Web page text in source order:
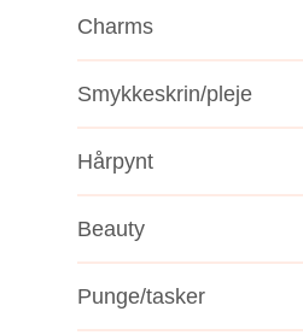
Charms
Smykkeskrin/pleje
Hårpynt
Beauty
Punge/tasker